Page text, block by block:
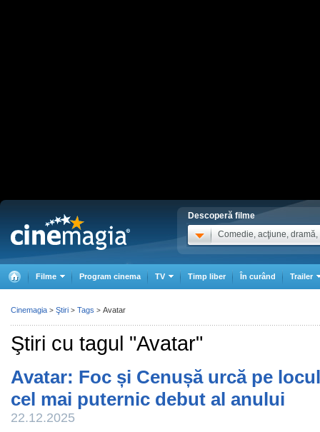
Descoperă filme
Comedie, acţiune, dramă,
Filme Program cinema TV Timp liber În curând Trailer
Ştiri cu tagul "Avatar"
Avatar: Foc și Cenușă urcă pe
cel mai puternic debut al anului
22.12.2025
Cinemagia > Ştiri > Tags > Avatar